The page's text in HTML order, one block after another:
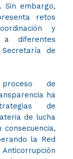
Sin embargo,
retos
y
diferentes
de
de
ha
de
de lucha
la Red